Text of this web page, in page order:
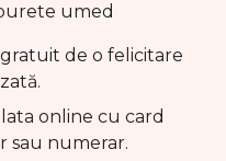
umed
de o felicitare
online cu card
sau numerar.